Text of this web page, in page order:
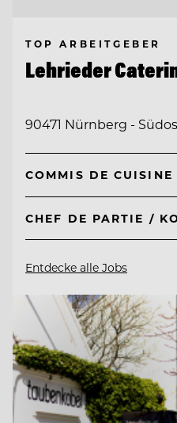
TOP ARBEITGEBER
Lehrieder
90471 Nürnberg -
COMMIS DE
CHEF DE PARTIE /
Entdecke alle Jobs